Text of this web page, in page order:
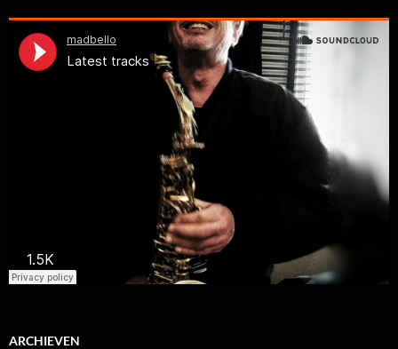
ARCHIEVEN